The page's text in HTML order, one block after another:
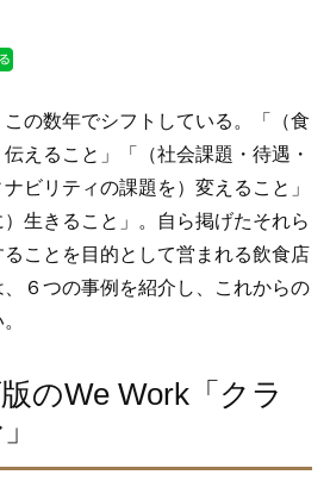
の数年でシフトしている。「（食
えること」「（社会課題・待遇・
ビリティの課題を）変えること」
）生きること」。自ら掲げたそれら
ことを目的として営まれる飲食店
６つの事例を紹介し、これからの
のWe Work「クラ